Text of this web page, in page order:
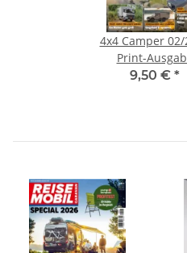
4x4 Camper 02/
Print-
9,50 € *